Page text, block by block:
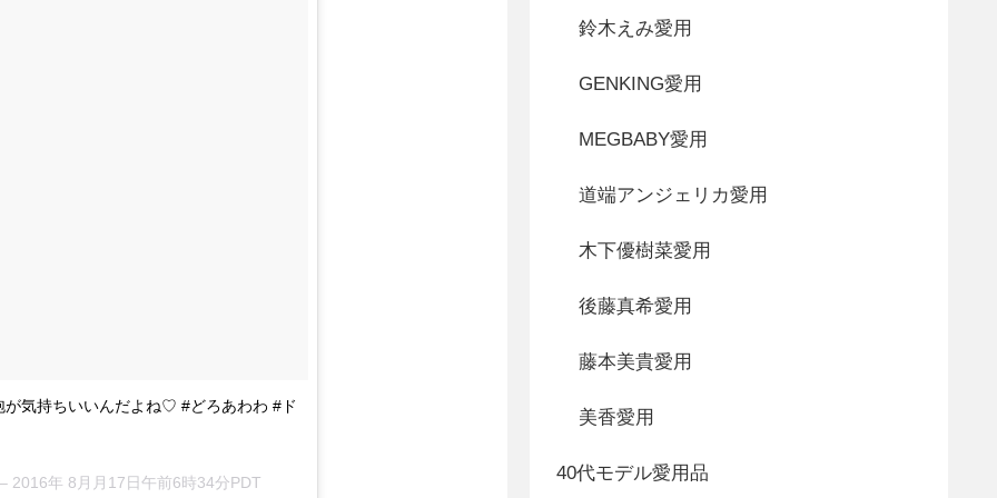
が気持ちいいんだよね♡ #どろあわわ #ド
2016年 8月月17日午前6時34分PDT
鈴木えみ愛用
GENKING愛用
MEGBABY愛用
道端アンジェリカ愛用
木下優樹菜愛用
後藤真希愛用
藤本美貴愛用
美香愛用
40代モデル愛用品